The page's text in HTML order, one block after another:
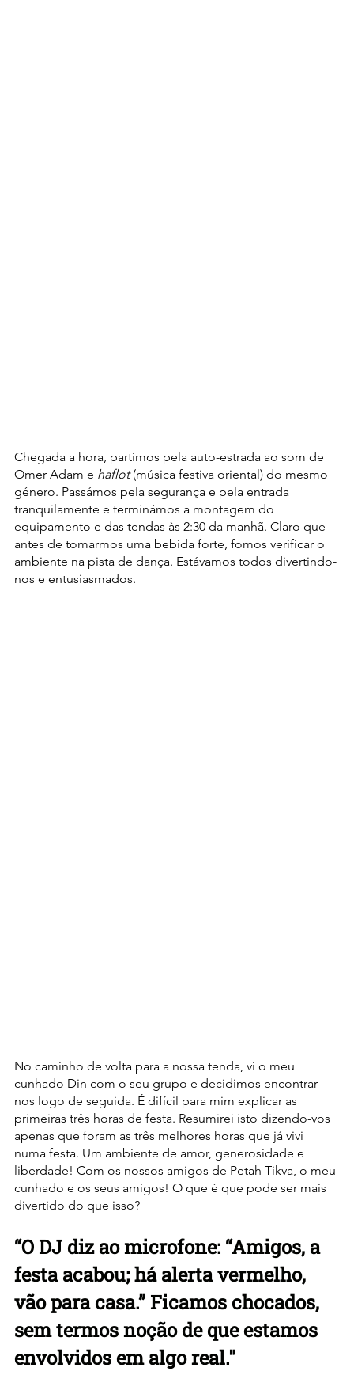
Chegada a hora, partimos pela auto-estrada ao som de
Omer Adam e haflot (música festiva oriental) do mesmo
género. Passámos pela segurança e pela entrada
tranquilamente e terminámos a montagem do
equipamento e das tendas às 2:30 da manhã. Claro que
antes de tomarmos uma bebida forte, fomos verificar o
ambiente na pista de dança. Estávamos todos divertindo-
nos e entusiasmados.
No caminho de volta para a nossa tenda, vi o meu
cunhado Din com o seu grupo e decidimos encontrar-
nos logo de seguida. É difícil para mim explicar as
primeiras três horas de festa. Resumirei isto dizendo-vos
apenas que foram as três melhores horas que já vivi
numa festa. Um ambiente de amor, generosidade e
liberdade! Com os nossos amigos de Petah Tikva, o meu
cunhado e os seus amigos! O que é que pode ser mais
divertido do que isso?
“O DJ diz ao microfone: “Amigos, a
festa acabou; há alerta vermelho,
vão para casa.” Ficamos chocados,
sem termos noção de que estamos
envolvidos em algo real."